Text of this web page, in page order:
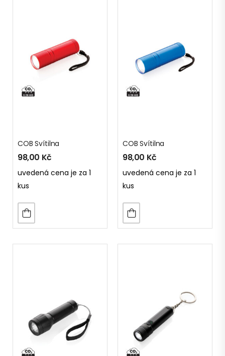
COB Svítilna
98,00 Kč
uvedená cena je za 1
kus
COB Svítilna
98,00 Kč
uvedená cena je za 1
kus